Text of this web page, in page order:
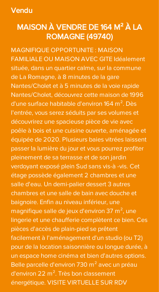
Vendu
MAISON À VENDRE DE 164 M² À LA
ROMAGNE (49740)
MAGNIFIQUE OPPORTUNITE : MAISON
FAMILIALE OU MAISON AVEC GITE Idéalement
située, dans un quartier calme, sur la commune
de La Romagne, à 8 minutes de la gare
Nantes/Cholet et à 5 minutes de la voie rapide
Nantes/Cholet, découvrez cette maison de 1996
d'une surface habitable d'environ 164 m². Dès
l'entrée, vous serez séduits par ses volumes et
découvrirez une spacieuse pièce de vie avec
poêle à bois et une cuisine ouverte, aménagée et
équipée de 2020. Plusieurs baies vitrées laissent
passer la lumière du jour et vous pourrez profiter
pleinement de sa terrasse et de son jardin
verdoyant exposé plein Sud sans vis-à -vis. Cet
étage possède également 2 chambres et une
salle d'eau. Un demi-palier dessert 3 autres
chambres et une salle de bain avec douche et
baignoire. Enfin au niveau inférieur, une
magnifique salle de jeux d'environ 37 m², une
lingerie et une chaufferie complètent ce bien. Ces
pièces d'accès de plain-pied se prêtent
facilement à l'aménagement d'un studio (ou T2)
pour de la location saisonnière ou longue durée, à
un espace home cinéma et bien d'autres options.
Belle parcelle d'environ 730 m² avec un préau
d'environ 22 m². Très bon classement
énergétique. VISITE VIRTUELLE SUR RDV